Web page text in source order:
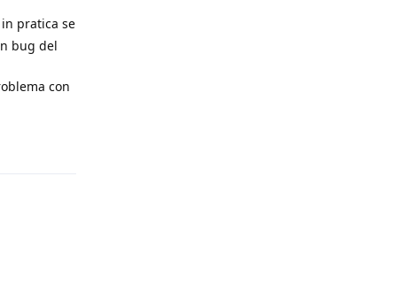
pratica se
bug del
con